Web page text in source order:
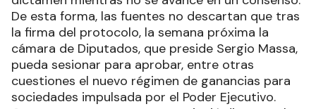
De esta forma, las fuentes no descartan que tras
la firma del protocolo, la semana próxima la
cámara de Diputados, que preside Sergio Massa,
pueda sesionar para aprobar, entre otras
cuestiones el nuevo régimen de ganancias para
sociedades impulsada por el Poder Ejecutivo.